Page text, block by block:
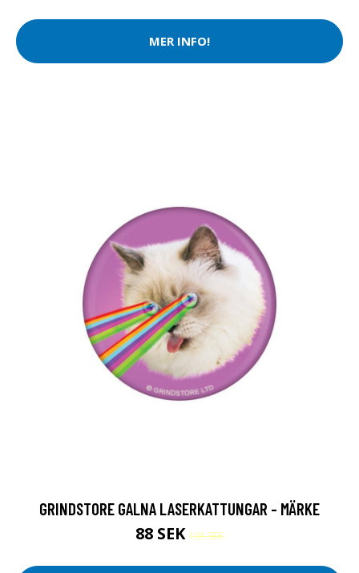
MER INFO!
GRINDSTORE GALNA LASERKATTUNGAR - MÄRKE
88 SEK 101 SEK